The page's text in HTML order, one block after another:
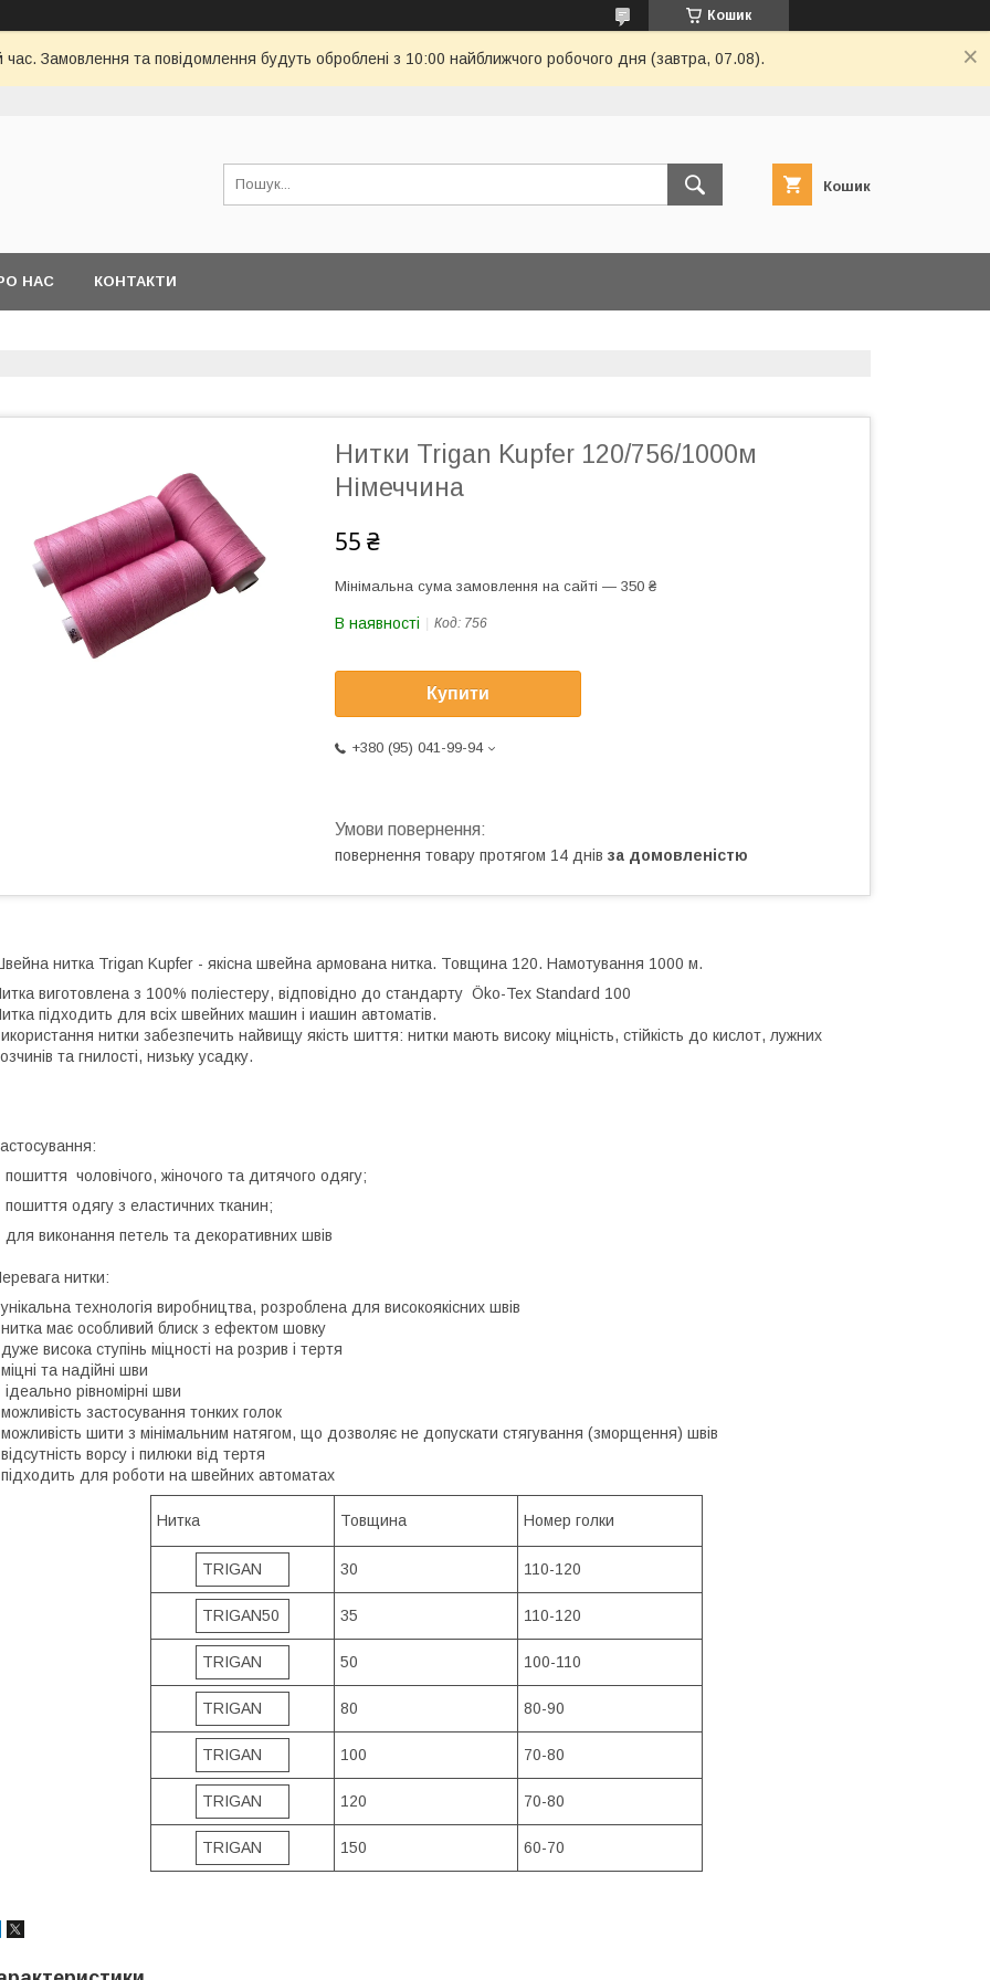
Кошик
час. Замовлення та повідомлення будуть оброблені з 10:00 найближчого робочого дня (завтра, 07.08).
Кошик
НАС КОНТАКТИ
Нитки Trigan Kupfer 120/756/1000м
Німеччина
55 ₴
Мінімальна сума замовлення на сайті — 350 ₴
В наявності Код: 756
Купити
+380 (95) 041-99-94
повернення товару протягом 14 днів за домовленістю
нитка Trigan Kupfer - якісна швейна армована нитка. Товщина 120. Намотування 1000 м.
виготовлена з 100% поліестеру, відповідно до стандарту Öko-Tex Standard 100
підходить для всіх швейних машин і иашин автоматів.
нитки забезпечить найвищу якість шиття: нитки мають високу міцність, стійкість до кислот, лужних
та гнилості, низьку усадку.
чоловічого, жіночого та дитячого одягу;
одягу з еластичних тканин;
виконання петель та декоративних швів
нитки:
технологія виробництва, розроблена для високоякісних швів
має особливий блиск з ефектом шовку
висока ступінь міцності на розрив і тертя
та надійні шви
рівномірні шви
застосування тонких голок
шити з мінімальним натягом, що дозволяє не допускати стягування (зморщення) швів
ворсу і пилюки від тертя
для роботи на швейних автоматах
Нитка Товщина Номер голки
TRIGAN 30 110-120
TRIGAN50 35 110-120
TRIGAN 50 100-110
TRIGAN 80 80-90
TRIGAN 100 70-80
TRIGAN 120 70-80
TRIGAN 150 60-70